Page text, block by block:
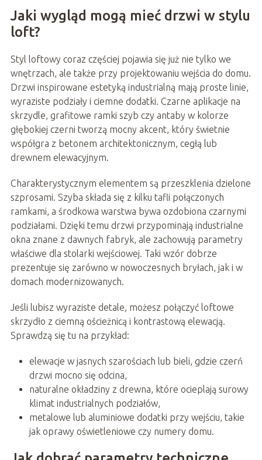
Jaki wygląd mogą mieć drzwi w stylu
loft?
Styl loftowy coraz częściej pojawia się już nie tylko we
wnętrzach, ale także przy projektowaniu wejścia do domu.
Drzwi inspirowane estetyką industrialną mają proste linie,
wyraziste podziały i ciemne dodatki. Czarne aplikacje na
skrzydle, grafitowe ramki szyb czy antaby w kolorze
głębokiej czerni tworzą mocny akcent, który świetnie
współgra z betonem architektonicznym, cegłą lub
drewnem elewacyjnym.
Charakterystycznym elementem są przeszklenia dzielone
szprosami. Szyba składa się z kilku tafli połączonych
ramkami, a środkowa warstwa bywa ozdobiona czarnymi
podziałami. Dzięki temu drzwi przypominają industrialne
okna znane z dawnych fabryk, ale zachowują parametry
właściwe dla stolarki wejściowej. Taki wzór dobrze
prezentuje się zarówno w nowoczesnych bryłach, jak i w
domach modernizowanych.
Jeśli lubisz wyraziste detale, możesz połączyć loftowe
skrzydło z ciemną ościeżnicą i kontrastową elewacją.
Sprawdzą się tu na przykład:
elewacje w jasnych szarościach lub bieli, gdzie czerń
drzwi mocno się odcina,
naturalne okładziny z drewna, które ocieplają surowy
klimat industrialnych podziałów,
metalowe lub aluminiowe dodatki przy wejściu, takie
jak oprawy oświetleniowe czy numery domu.